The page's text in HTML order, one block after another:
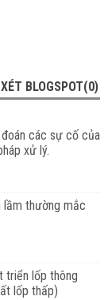
BLOGSPOT(0)
đoán các sự cố của
xử lý.
lầm thường mắc
triển lốp thông
lốp thấp)